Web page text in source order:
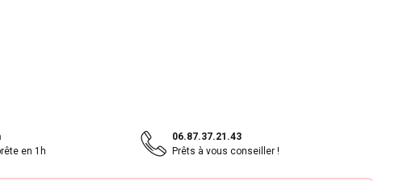
en 1h
06.87.37.21.43
Prêts à vous conseiller !